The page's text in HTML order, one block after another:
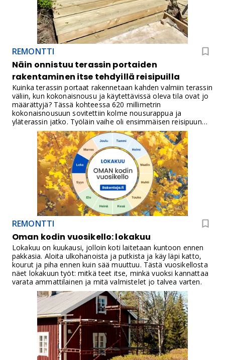
REMONTTI
Näin onnistuu terassin portaiden
rakentaminen itse tehdyillä reisipuilla
Kuinka terassin portaat rakennetaan kahden valmiin terassin
väliin, kun kokonaisnousu ja käytettävissä oleva tila ovat jo
määrättyjä? Tässä kohteessa 620 millimetrin
kokonaisnousuun sovitettiin kolme nousurappua ja
yläterassin jatko. Työläin vaihe oli ensimmäisen reisipuun
kulman löytäminen. Valmis reisipuu toimi muiden mallina,
joten loput voitiin tehdä sarjatyönä.
REMONTTI
Oman kodin vuosikello: lokakuu
Lokakuu on kuukausi, jolloin koti laitetaan kuntoon ennen
pakkasia. Aloita ulkohanoista ja putkista ja käy läpi katto,
kourut ja piha ennen kuin sää muuttuu. Tästä vuosikellosta
näet lokakuun työt: mitkä teet itse, minkä vuoksi kannattaa
varata ammattilainen ja mitä valmistelet jo talvea varten.